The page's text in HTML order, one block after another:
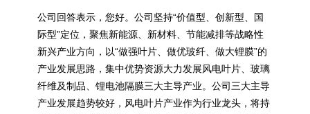
公司回答表示，您好。公司坚持“价值型、创新型、国
际型”定位，聚焦新能源、新材料、节能减排等战略性
新兴产业方向，以“做强叶片、做优玻纤、做大锂膜”的
产业发展思路，集中优势资源大力发展风电叶片、玻璃
纤维及制品、锂电池隔膜三大主导产业。公司三大主导
产业发展趋势较好，风电叶片产业作为行业龙头，将持